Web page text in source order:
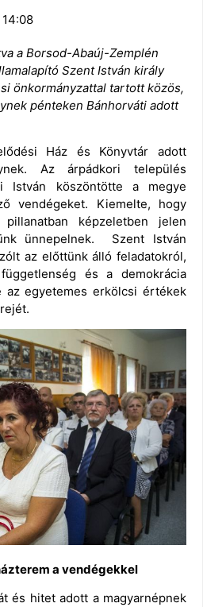
14:08
a Borsod-Abaúj-Zemplén
Szent István király
önkormányzattal tartott közös,
pénteken Bánhorváti adott
Ház és Könyvtár adott
Az árpádkori település
István köszöntötte a megye
vendégeket. Kiemelte, hogy
képzeletben jelen
ünnepelnek. Szent István
az előttünk álló feladatokról,
és a demokrácia
az egyetemes erkölcsi értékek
a vendégekkel
és hitet adott a magyarnépnek